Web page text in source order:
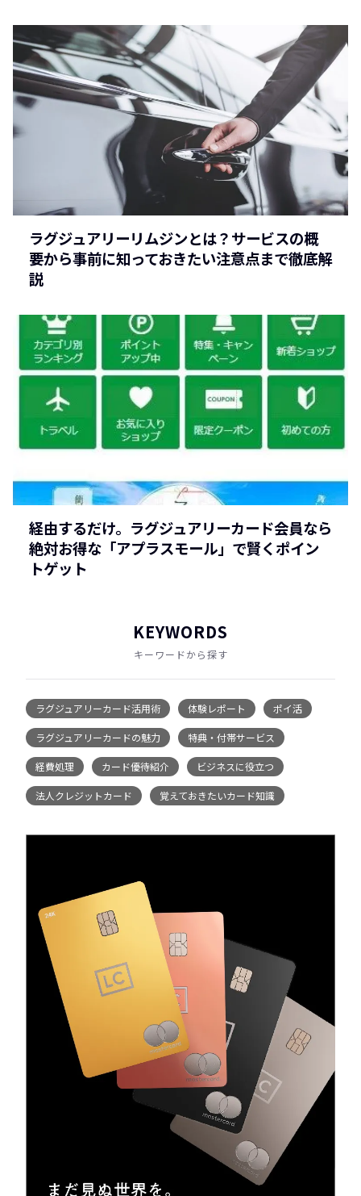
ラグジュアリーリムジンとは？サービスの概
要から事前に知っておきたい注意点まで徹底解
説
経由するだけ。ラグジュアリーカード会員なら
絶対お得な「アプラスモール」で賢くポイン
トゲット
KEYWORDS
キーワードから探す
ラグジュアリーカード活用術 体験レポート ポイ活
ラグジュアリーカードの魅力 特典・付帯サービス
経費処理 カード優待紹介 ビジネスに役立つ
法人クレジットカード 覚えておきたいカード知識